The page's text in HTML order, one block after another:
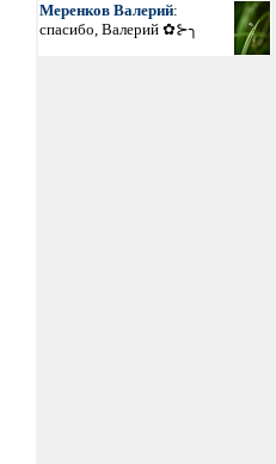
Меренков Валерий:
спасибо, Валерий ✿⊱╮